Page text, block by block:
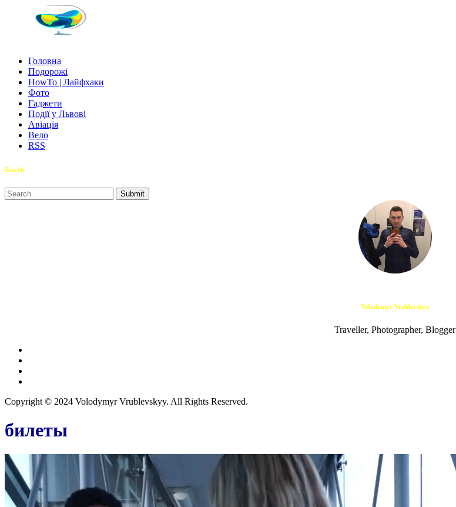
Головна
Подорожі
HowTo | Лайфхаки
Фото
Гаджети
Події у Львові
Авіація
Вело
RSS
Search
Volodymyr Vrublevskyy
Traveller, Photographer, Blogger
Copyright © 2024 Volodymyr Vrublevskyy. All Rights Reserved.
билеты